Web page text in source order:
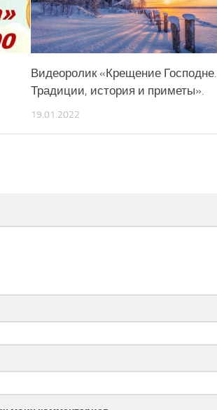
Видеоролик «Крещение Господне.
Традиции, история и приметы».
19.01.2022